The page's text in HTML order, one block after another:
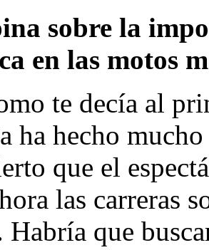
sobre la
en las motos
te decía al
ha hecho
que el
las carreras
Habría que